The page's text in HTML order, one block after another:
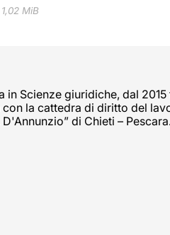
1,02 MiB
Scienze giuridiche, dal
la cattedra di diritto del
di Chieti –